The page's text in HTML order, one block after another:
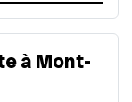
à Mont-